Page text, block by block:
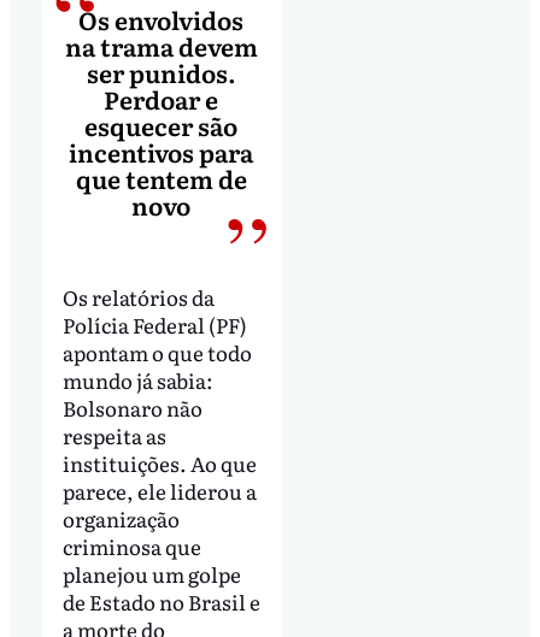
Os envolvidos
na trama devem
ser punidos.
Perdoar e
esquecer são
incentivos para
que tentem de
novo
Os relatórios da
Polícia Federal (PF)
apontam o que todo
mundo já sabia:
Bolsonaro não
respeita as
instituições. Ao que
parece, ele liderou a
organização
criminosa que
planejou um golpe
de Estado no Brasil e
a morte do